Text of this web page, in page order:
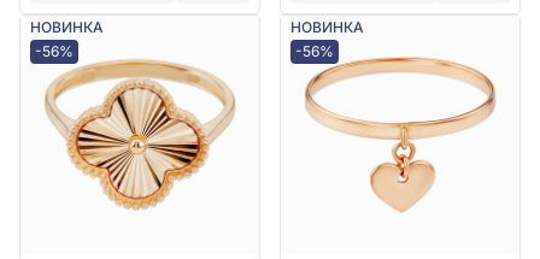
НОВИНКА
-56%
НОВИНКА
-56%